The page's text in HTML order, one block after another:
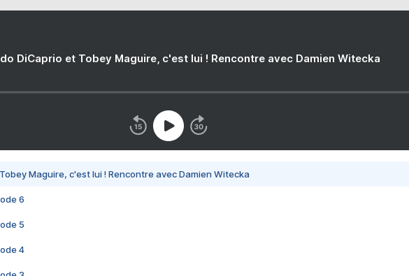
DiCaprio et Tobey Maguire, c'est lui ! Rencontre avec Damien Witecka
Maguire, c'est lui ! Rencontre avec Damien Witecka
6
5
4